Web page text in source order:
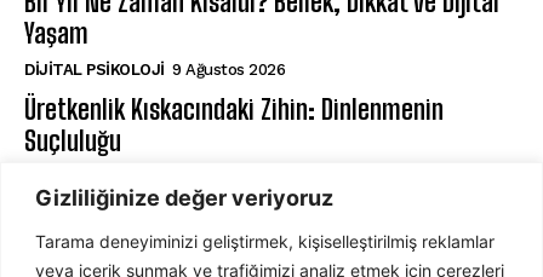
Gizliliğinize değer veriyoruz
Tarama deneyiminizi geliştirmek, kişiselleştirilmiş reklamlar
veya içerik sunmak ve trafiğimizi analiz etmek için çerezleri
Yaşam
DIJITAL PSIKOLOJI 9 Ağustos 2026
Üretkenlik Kıskacındaki Zihin: Dinlenmenin
Suçluluğu
ABONE OL